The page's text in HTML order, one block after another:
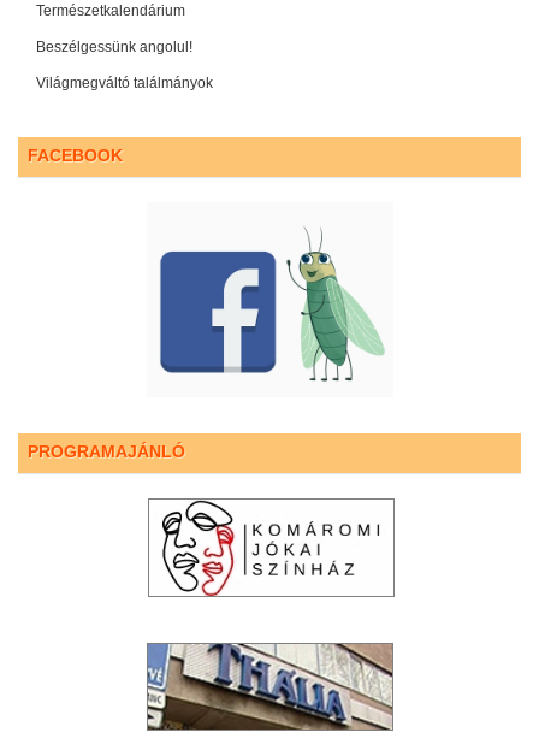
Természetkalendárium
Beszélgessünk angolul!
Világmegváltó találmányok
FACEBOOK
PROGRAMAJÁNLÓ